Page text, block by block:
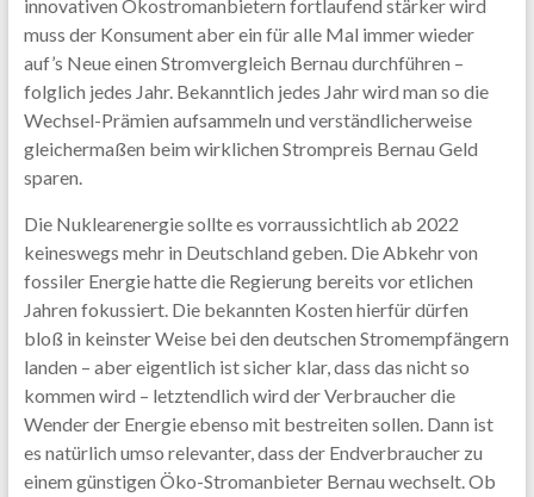
innovativen Ökostromanbietern fortlaufend stärker wird
muss der Konsument aber ein für alle Mal immer wieder
auf’s Neue einen Stromvergleich Bernau durchführen –
folglich jedes Jahr. Bekanntlich jedes Jahr wird man so die
Wechsel-Prämien aufsammeln und verständlicherweise
gleichermaßen beim wirklichen Strompreis Bernau Geld
sparen.
Die Nuklearenergie sollte es vorraussichtlich ab 2022
keineswegs mehr in Deutschland geben. Die Abkehr von
fossiler Energie hatte die Regierung bereits vor etlichen
Jahren fokussiert. Die bekannten Kosten hierfür dürfen
bloß in keinster Weise bei den deutschen Stromempfängern
landen – aber eigentlich ist sicher klar, dass das nicht so
kommen wird – letztendlich wird der Verbraucher die
Wender der Energie ebenso mit bestreiten sollen. Dann ist
es natürlich umso relevanter, dass der Endverbraucher zu
einem günstigen Öko-Stromanbieter Bernau wechselt. Ob